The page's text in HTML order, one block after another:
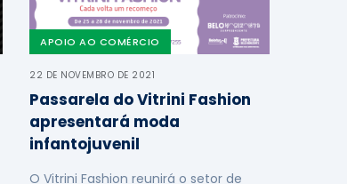
APOIO AO COMÉRCIO
22 DE NOVEMBRO DE 2021
Passarela do Vitrini Fashion
apresentará moda
infantojuvenil
O Vitrini Fashion reunirá o setor de